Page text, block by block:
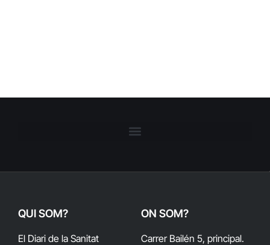
QUI SOM?
El Diari de la Sanitat
ON SOM?
Carrer Bailén 5, principal.